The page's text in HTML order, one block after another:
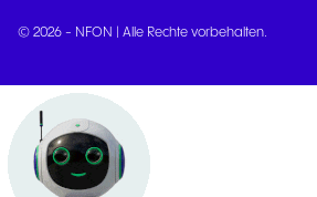
© 2026 - NFON | Alle Rechte vorbehalten.